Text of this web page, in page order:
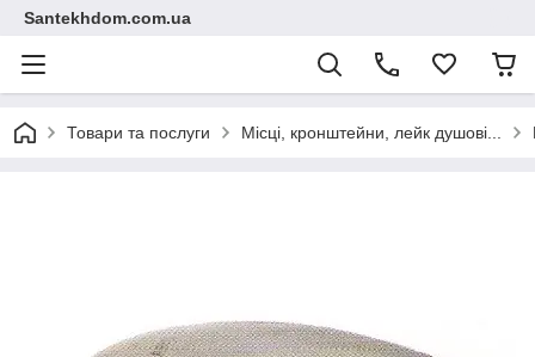
Santekhdom.com.ua
Товари та послуги Місці, кронштейни, лейк душові...